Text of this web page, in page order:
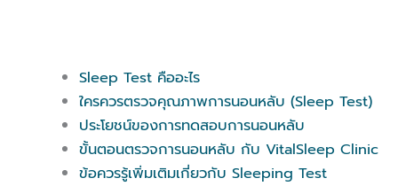
Sleep Test คืออะไร
ใครควรตรวจคุณภาพการนอนหลับ (Sleep Test)
ประโยชน์ของการทดสอบการนอนหลับ
ขั้นตอนตรวจการนอนหลับ กับ VitalSleep Clinic
ข้อควรรู้เพิ่มเติมเกี่ยวกับ Sleeping Test